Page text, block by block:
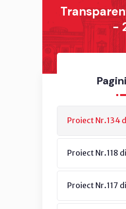
-
Proiect Nr.134
Proiect Nr.118
Proiect Nr.117